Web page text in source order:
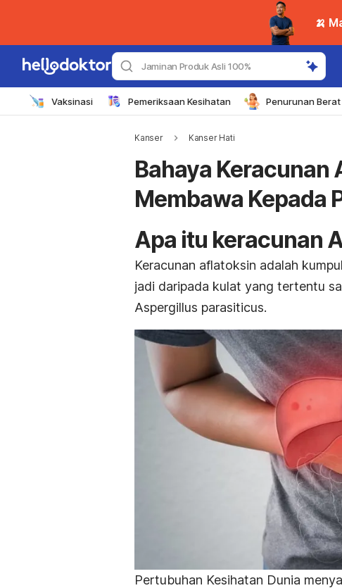
🍌
Jaminan Produk Asli 100%
Vaksinasi Pemeriksaan Kesihatan Penurunan Berat
Kanser Kanser Hati
Bahaya Keracunan
Membawa Kepada
Apa itu keracunan
Keracunan aflatoksin adalah
jadi daripada kulat yang tertentu
Aspergillus parasiticus.
Pertubuhan Kesihatan Dunia